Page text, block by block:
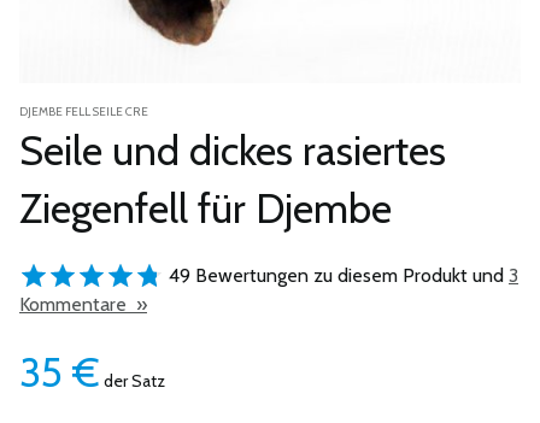
DJEMBE FELL SEILE CRE
Seile und dickes rasiertes
Ziegenfell für Djembe
49 Bewertungen zu diesem Produkt und 3
Kommentare »
35 € der Satz